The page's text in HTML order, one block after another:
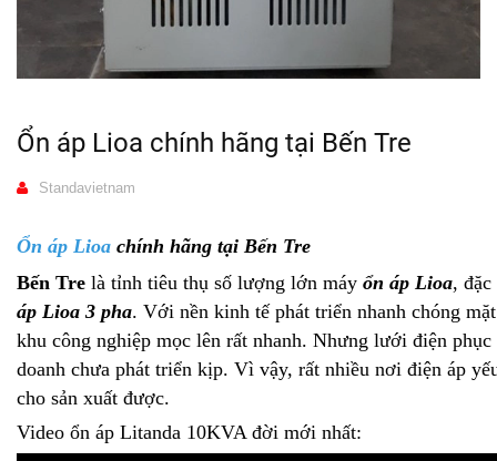
Ổn áp Lioa chính hãng tại Bến Tre
Standavietnam
Ổn áp Lioa chính hãng tại Bến Tre
Bến Tre là tỉnh tiêu thụ số lượng lớn máy ổn áp Lioa,
áp Lioa 3 pha. Với nền kinh tế phát triển nhanh chóng
khu công nghiệp mọc lên rất nhanh. Nhưng lưới điện
doanh chưa phát triển kịp. Vì vậy, rất nhiều nơi điện áp
cho sản xuất được.
Video ổn áp Litanda 10KVA đời mới nhất: